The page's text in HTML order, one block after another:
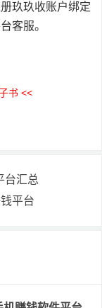
玖玖收账户绑定
客服。
书 <<
台汇总
平台